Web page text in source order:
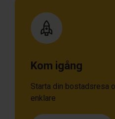
Kom igång
Starta din bostadsresa
enklare